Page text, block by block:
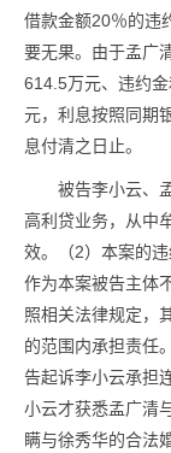
借款金额20％的违
要无果。由于孟广
614.5万元、违约
元，利息按照同期
息付清之日止。
被告李小云、
高利贷业务，从中
效。（2）本案的
作为本案被告主体
照相关法律规定，
的范围内承担责任
告起诉李小云承担
小云才获悉孟广清
瞒与徐秀华的合法